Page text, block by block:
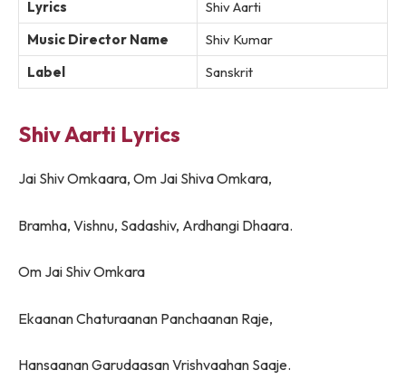
Lyrics
Shiv Aarti
Music Director Name
Shiv Kumar
Label
Sanskrit
Shiv Aarti Lyrics
Jai Shiv Omkaara, Om Jai Shiva Omkara,
Bramha, Vishnu, Sadashiv, Ardhangi Dhaara.
Om Jai Shiv Omkara
Ekaanan Chaturaanan Panchaanan Raje,
Hansaanan Garudaasan Vrishvaahan Saaje.